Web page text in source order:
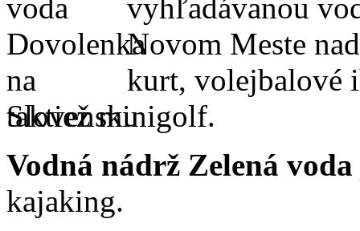
vyhľadávanou
Novom Meste
kurt, volejbalové
taktiež minigolf.
Vodná nádrž Zelená voda
kajaking.